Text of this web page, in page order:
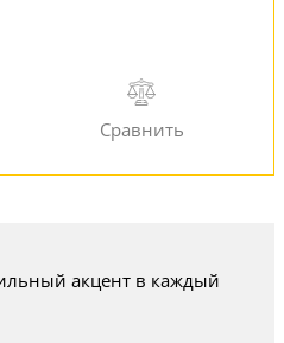
акцент в каждый